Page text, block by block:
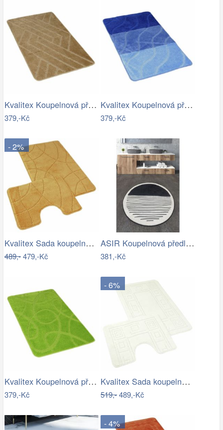
Kvalitex Koupelnová předložka Parkety…
379,-Kč
Kvalitex Koupelnová předložka Vlny…
379,-Kč
- 2%
Kvalitex Sada koupelnových předložek…
489,-479,-Kč
ASIR Koupelnová předložka BOMB černobílá
381,-Kč
Kvalitex Koupelnová předložka Elipsy…
379,-Kč
- 6%
Kvalitex Sada koupelnových předložek…
519,-489,-Kč
- 4%